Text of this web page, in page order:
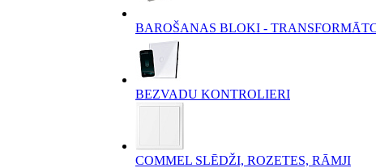
BAROŠANAS BLOKI -
BEZVADU KONTROLIERI
COMMEL SLĒDŽI, ROZETES, RĀMJI